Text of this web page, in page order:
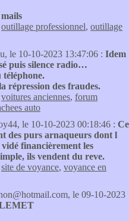
outillage professionnel, outillage
le 10-10-2023 13:47:06 : Idem
puis silence radio…
téléphone.
répression des fraudes.
voitures anciennes, forum
auto
le 10-10-2023 00:18:46 : Ce
des purs arnaqueurs dont l
financièrement les
ils vendent du reve.
site de voyance, voyance en
le 09-10-2023